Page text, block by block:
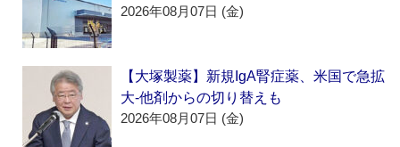
2026年08月07日 (金)
【大塚製薬】新規IgA腎症薬、米国で急拡
大‐他剤からの切り替えも
2026年08月07日 (金)